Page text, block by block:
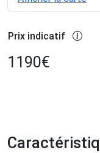
Prix indicatif
1190€